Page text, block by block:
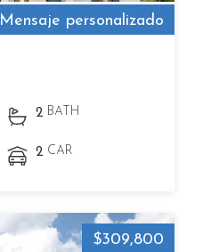
Mensaje personalizado
2 BATH
2 CAR
$309,800